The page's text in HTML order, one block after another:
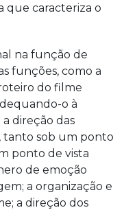
que caracteriza o
na função de
funções, como a
do filme
o à
direção das
tanto sob um ponto
ponto de vista
de emoção
a organização e
a direção dos